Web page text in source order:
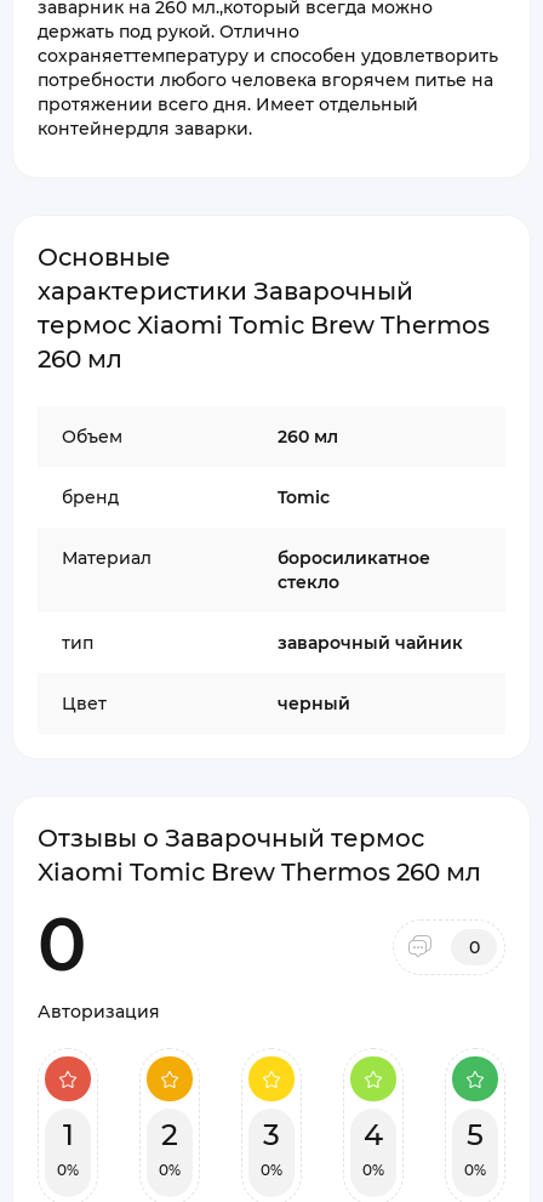
заварник на 260 мл.,который всегда можно
держать под рукой. Отлично
сохраняеттемпературу и способен удовлетворить
потребности любого человека вгорячем питье на
протяжении всего дня. Имеет отдельный
контейнердля заварки.
Основные
характеристики Заварочный
термос Xiaomi Tomic Brew Thermos
260 мл
Объем 260 мл
бренд Tomic
Материал
боросиликатное
стекло
тип заварочный чайник
Цвет черный
Отзывы о Заварочный термос
Xiaomi Tomic Brew Thermos 260 мл
0 0
Авторизация
1
0%
2
0%
3
0%
4
0%
5
0%